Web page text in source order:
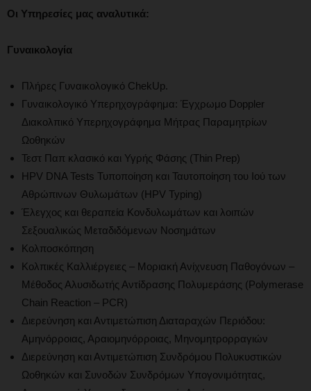
Οι Υπηρεσίες μας αναλυτικά:
Γυναικολογία
Πλήρες Γυναικολογικό ChekUp.
Γυναικολογικό Υπερηχογράφημα: Έγχρωμο Doppler
Διακολπικό Υπερηχογράφημα Μήτρας Παραμητρίων
Ωοθηκών
Τεστ Παπ κλασικό και Υγρής Φάσης (Thin Prep)
HPV DNA Tests Τυποποίηση και Ταυτοποίηση του Ιού των
Αθρώπινων Θυλωμάτων (HPV Typing)
Έλεγχος και θεραπεία Κονδυλωμάτων και λοιπών
Σεξουαλικώς Μεταδιδόμενων Νοσημάτων
Κολποσκόπηση
Κολπικές Καλλιέργειες – Μοριακή Ανίχνευση Παθογόνων –
Μέθοδος Αλυσιδωτής Αντίδρασης Πολυμεράσης (Polymerase
Chain Reaction – PCR)
Διερεύνηση και Αντιμετώπιση Διαταραχών Περιόδου:
Αμηνόρροιας, Αραιομηνόρροιας, Μηνομητρορραγιών
Διερεύνηση και Αντιμετώπιση Συνδρόμου Πολυκυστικών
Ωοθηκών και Συνοδών Συνδρόμων Υπογονιμότητας,